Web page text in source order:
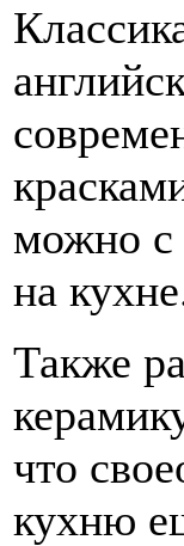
можно с
на
Также
что
кухню